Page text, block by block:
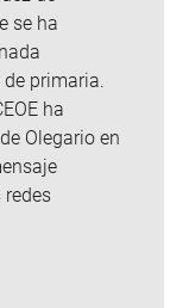
se ha
primaria.
ha
Olegario en